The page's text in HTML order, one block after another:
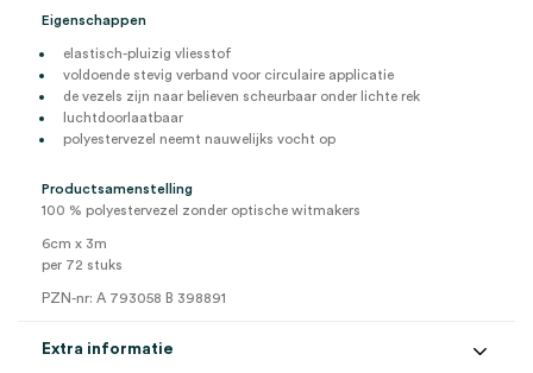
Eigenschappen
elastisch-pluizig vliesstof
voldoende stevig verband voor circulaire applicatie
de vezels zijn naar believen scheurbaar onder lichte rek
luchtdoorlaatbaar
polyestervezel neemt nauwelijks vocht op
Productsamenstelling
100 % polyestervezel zonder optische witmakers
6cm x 3m
per 72 stuks
PZN-nr: A 793058 B 398891
Extra informatie